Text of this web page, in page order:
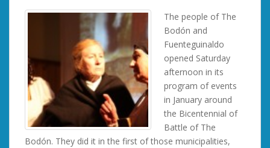
The people of The
Bodón and
Fuenteguinaldo
opened Saturday
afternoon in its
program of events
in January around
the Bicentennial of
Battle of The
Bodón. They did it in the first of those municipalities,